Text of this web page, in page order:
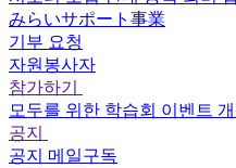
みらいサポート事業
기부 요청
자원봉사자
참가하기
모두를 위한 학습회 이벤트
공지
공지 메일구독